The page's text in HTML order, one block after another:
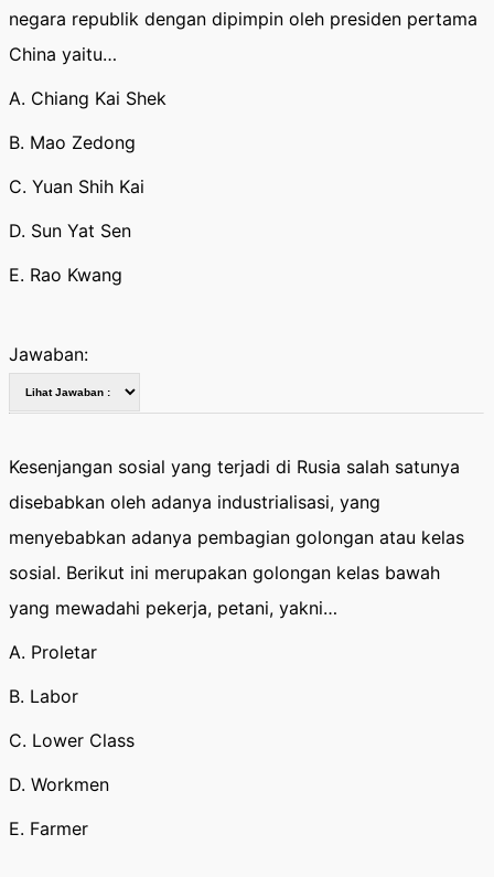
negara republik dengan dipimpin oleh presiden pertama
China yaitu…
A. Chiang Kai Shek
B. Mao Zedong
C. Yuan Shih Kai
D. Sun Yat Sen
E. Rao Kwang
Jawaban:
Kesenjangan sosial yang terjadi di Rusia salah satunya
disebabkan oleh adanya industrialisasi, yang
menyebabkan adanya pembagian golongan atau kelas
sosial. Berikut ini merupakan golongan kelas bawah
yang mewadahi pekerja, petani, yakni…
A. Proletar
B. Labor
C. Lower Class
D. Workmen
E. Farmer